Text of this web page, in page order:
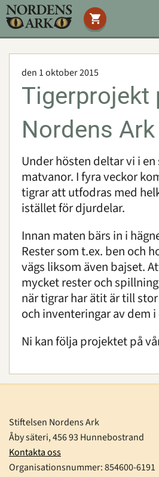
Stöd oss
Utbildning
Boende
Konferens
Om oss |
den 1 oktober 2015
Tigerprojekt
Nordens Ark
Under hösten deltar vi i
matvanor. I fyra veckor
tigrar att utfodras med
istället för djurdelar.
Innan maten bärs in i
Rester somt.ex. ben och
vägs liksom även bajset.
mycket rester och
när tigrar har ätit är till
och inventeringar av dem
Ni kan följa projektet på
Stiftelsen Nordens Ark
Åby säteri, 456 93 Hunnebostrand
Kontakta oss
Organisationsnummer:854600-6191